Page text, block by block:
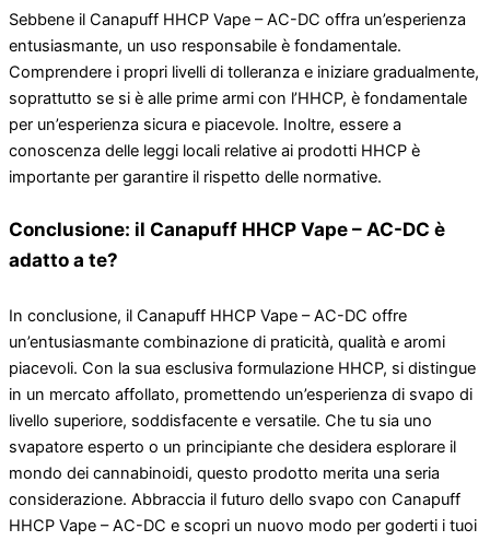
Sebbene il Canapuff HHCP Vape – AC-DC offra un’esperienza
entusiasmante, un uso responsabile è fondamentale.
Comprendere i propri livelli di tolleranza e iniziare gradualmente,
soprattutto se si è alle prime armi con l’HHCP, è fondamentale
per un’esperienza sicura e piacevole. Inoltre, essere a
conoscenza delle leggi locali relative ai prodotti HHCP è
importante per garantire il rispetto delle normative.
Conclusione: il Canapuff HHCP Vape – AC-DC è
adatto a te?
In conclusione, il Canapuff HHCP Vape – AC-DC offre
un’entusiasmante combinazione di praticità, qualità e aromi
piacevoli. Con la sua esclusiva formulazione HHCP, si distingue
in un mercato affollato, promettendo un’esperienza di svapo di
livello superiore, soddisfacente e versatile. Che tu sia uno
svapatore esperto o un principiante che desidera esplorare il
mondo dei cannabinoidi, questo prodotto merita una seria
considerazione. Abbraccia il futuro dello svapo con Canapuff
HHCP Vape – AC-DC e scopri un nuovo modo per goderti i tuoi